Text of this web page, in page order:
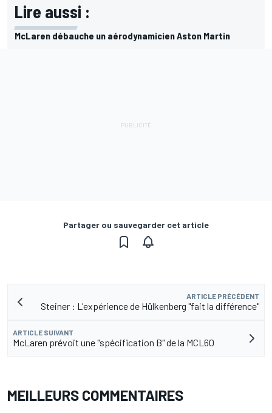
Lire aussi :
McLaren débauche un aérodynamicien Aston Martin
Partager ou sauvegarder cet article
ARTICLE PRÉCÉDENT
Steiner : L'expérience de Hülkenberg "fait la différence"
ARTICLE SUIVANT
McLaren prévoit une "spécification B" de la MCL60
MEILLEURS COMMENTAIRES